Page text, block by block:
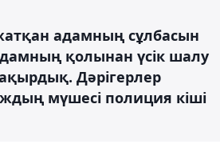
адамның сұлбасын
қолынан үсік шалу
Дәрігерлер
мүшесі полиция кіші